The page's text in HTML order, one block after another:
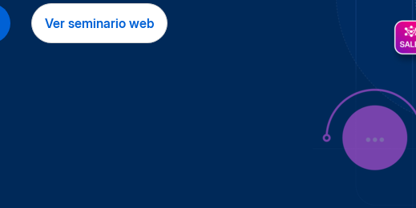
Herramientas para desarrolladores
Extiende el poder de Box con APIs
herramientas
empresarial
trabajo
Ver seminario web